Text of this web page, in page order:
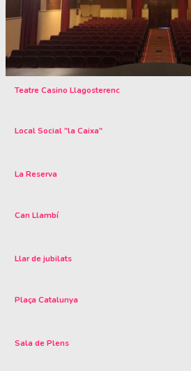
Teatre Casino Llagosterenc
Local Social "la Caixa"
La Reserva
Can Llambí
Llar de jubilats
Plaça Catalunya
Sala de Plens